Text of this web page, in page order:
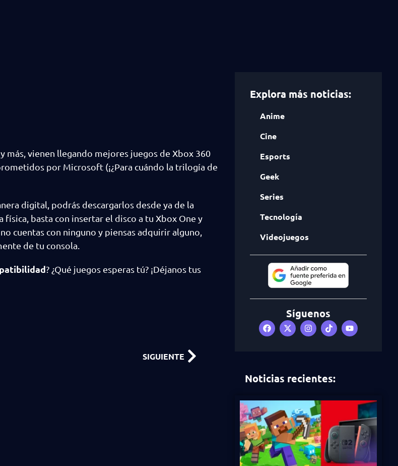
vienen llegando mejores juegos de Xbox 360
por Microsoft (¡¿Para cuándo la trilogía de
digital, podrás descargarlos desde ya de la
basta con insertar el disco a tu Xbox One y
cuentas con ninguno y piensas adquirir alguno,
de tu consola.
? ¿Qué juegos esperas tú? ¡Déjanos tus
SIGUIENTE
Explora más noticias:
Anime
Cine
Esports
Geek
Series
Tecnología
Videojuegos
Síguenos
Noticias recientes: